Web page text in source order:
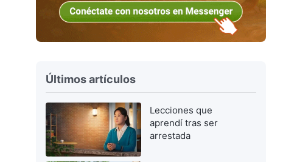
Últimos artículos
Lecciones que
aprendí tras ser
arrestada